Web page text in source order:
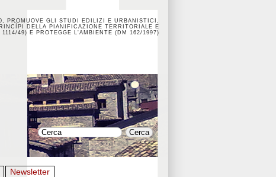
PROMUOVE GLI STUDI EDILIZI E URBANISTICI,
DELLA PIANIFICAZIONE TERRITORIALE E
49) E PROTEGGE L'AMBIENTE (DM 162/1997)
Newsletter